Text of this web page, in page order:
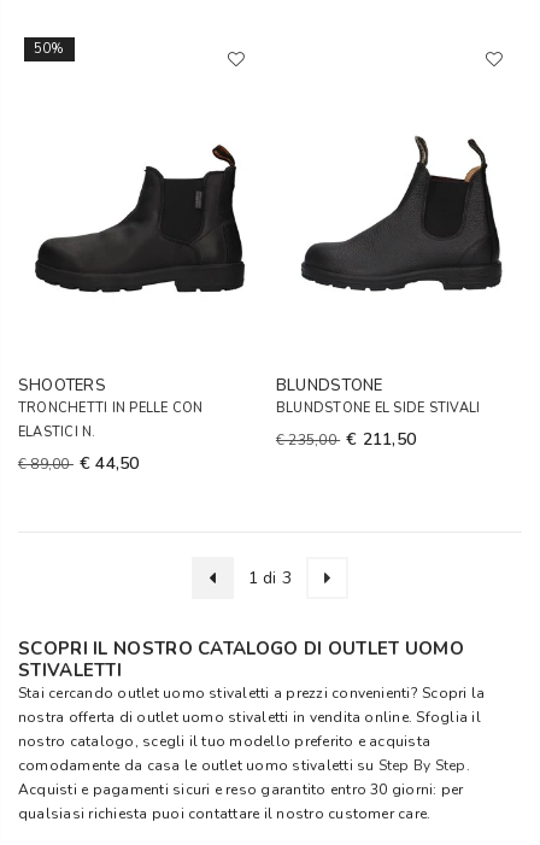
50%
SHOOTERS
TRONCHETTI IN PELLE CON
ELASTICI N.
€ 89,00 € 44,50
BLUNDSTONE
BLUNDSTONE EL SIDE STIVALI
€ 235,00 € 211,50
1 di 3
SCOPRI IL NOSTRO CATALOGO DI OUTLET UOMO
STIVALETTI
Stai cercando outlet uomo stivaletti a prezzi convenienti? Scopri la
nostra offerta di outlet uomo stivaletti in vendita online. Sfoglia il
nostro catalogo, scegli il tuo modello preferito e acquista
comodamente da casa le outlet uomo stivaletti su Step By Step.
Acquisti e pagamenti sicuri e reso garantito entro 30 giorni: per
qualsiasi richiesta puoi contattare il nostro customer care.